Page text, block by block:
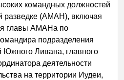
командных должностей
разведке (АМАН), включая
главы АМАНа по
подразделения
Южного Ливана, главного
деятельности
на территории Иудеи,